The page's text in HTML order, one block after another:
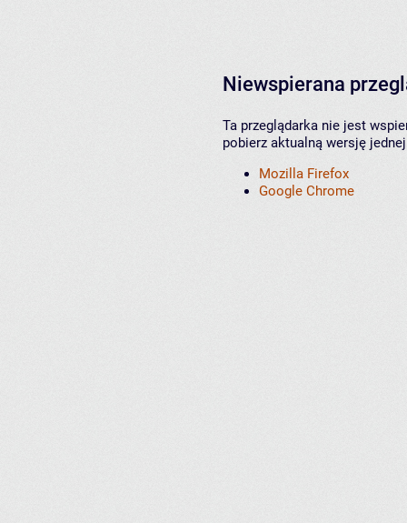
Niewspierana
Ta przeglądarka nie jest
pobierz aktualną wersję
Mozilla Firefox
Google Chrome